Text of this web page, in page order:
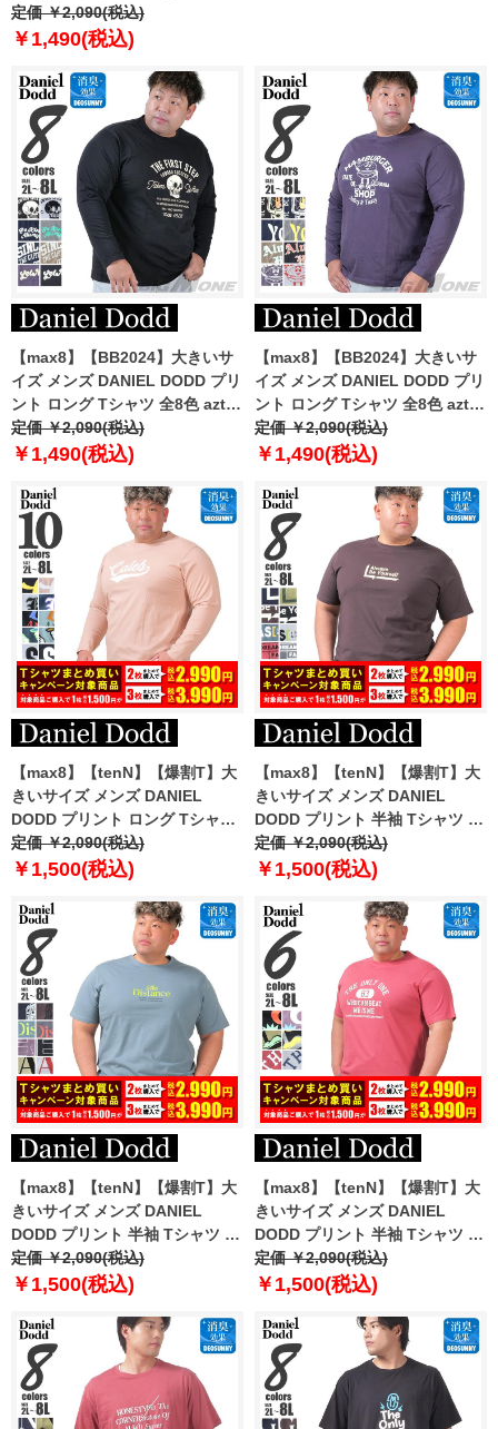
2202pt1
定価 ￥2,090(税込)
￥1,490(税込)
【max8】【BB2024】大きいサ
イズ メンズ DANIEL DODD プリ
ント ロング Tシャツ 全8色 azt-
2404pt2
定価 ￥2,090(税込)
￥1,490(税込)
【max8】【BB2024】大きいサ
イズ メンズ DANIEL DODD プリ
ント ロング Tシャツ 全8色 azt-
2404pt3
定価 ￥2,090(税込)
￥1,490(税込)
【max8】【tenN】【爆割T】大
きいサイズ メンズ DANIEL
DODD プリント ロング Tシャツ
全10色 azt-2501pt1
定価 ￥2,090(税込)
￥1,500(税込)
【max8】【tenN】【爆割T】大
きいサイズ メンズ DANIEL
DODD プリント 半袖 Tシャツ 全
8色 azt-2502pt1
定価 ￥2,090(税込)
￥1,500(税込)
【max8】【tenN】【爆割T】大
きいサイズ メンズ DANIEL
DODD プリント 半袖 Tシャツ 全
8色 azt-2502pt2
定価 ￥2,090(税込)
￥1,500(税込)
【max8】【tenN】【爆割T】大
きいサイズ メンズ DANIEL
DODD プリント 半袖 Tシャツ 全
6色 azt-2502pt3
定価 ￥2,090(税込)
￥1,500(税込)